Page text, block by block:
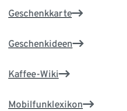
Geschenkkarte
Geschenkideen
Kaffee-Wiki
Mobilfunklexikon